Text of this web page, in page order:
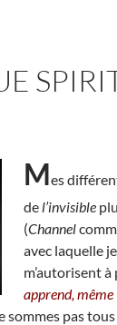
Mes
de l’invisible
(Channel
avec laquelle
m’autorisent
apprend,
pas